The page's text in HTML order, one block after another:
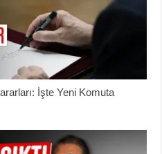
İşte Yeni Komuta